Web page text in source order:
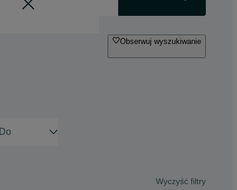
Obserwuj wyszukiwanie
Wyczyść filtry